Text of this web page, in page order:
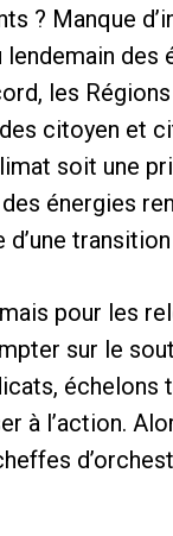
? Manque
des
les
citoyen et
soit une
des énergies
pour les
sur le
échelons
à l’action.